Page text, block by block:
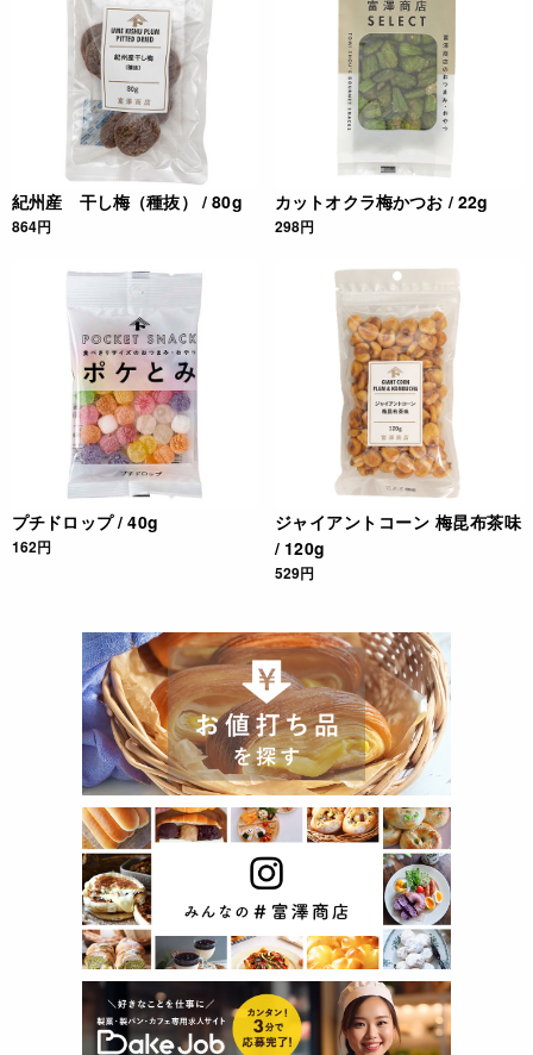
4932503409867
紀州産 干し梅（種抜） / 80g
864円
カットオクラ梅かつお / 22g
298円
プチドロップ / 40g
162円
ジャイアントコーン 梅昆布茶味
/ 120g
529円